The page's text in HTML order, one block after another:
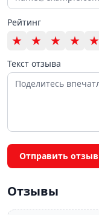
Рейтинг
★ ★ ★ ★ ★
Текст отзыва
Отправить отзыв
Отзывы